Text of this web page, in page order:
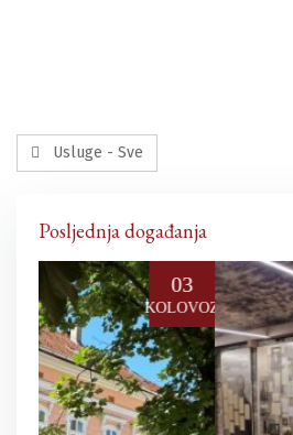
Usluge - Sve
Posljednja događanja